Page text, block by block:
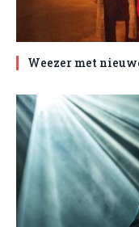
Weezer met